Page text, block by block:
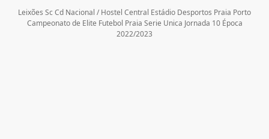
Leixões Sc Cd Nacional / Hostel Central Estádio Desportos Praia Porto
Campeonato de Elite Futebol Praia Serie Unica Jornada 10 Época
2022/2023